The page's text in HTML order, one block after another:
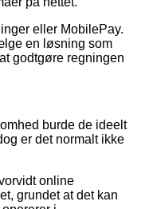
eller MobilePay.
en løsning som
godtgøre regningen
burde de ideelt
er det normalt ikke
online
grundet at det kan